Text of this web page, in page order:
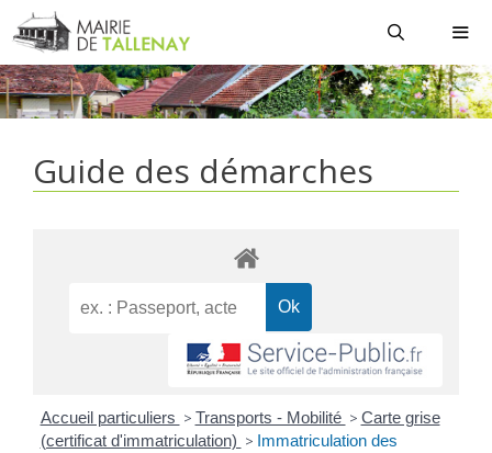
Aller
au
contenu
Guide des démarches
Accueil particuliers > Transports - Mobilité > Carte grise
(certificat d'immatriculation) > Immatriculation des